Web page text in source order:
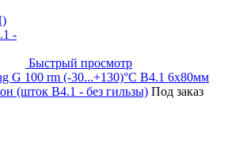
Быстрый просмотр
G 100 rm (-30...+130)°С B4.1 6х80мм
(шток B4.1 - без гильзы) Под заказ